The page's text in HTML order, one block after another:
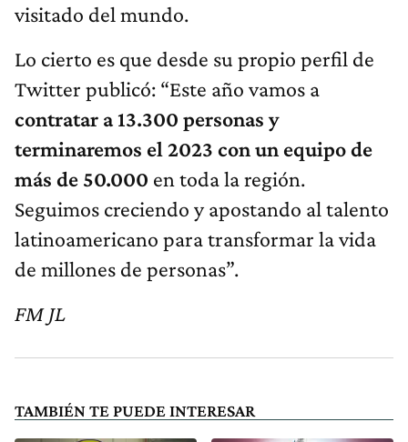
visitado del mundo.
Lo cierto es que desde su propio perfil de
Twitter publicó: “Este año vamos a
contratar a 13.300 personas y
terminaremos el 2023 con un equipo de
más de 50.000 en toda la región.
Seguimos creciendo y apostando al talento
latinoamericano para transformar la vida
de millones de personas”.
FM JL
TAMBIÉN TE PUEDE INTERESAR